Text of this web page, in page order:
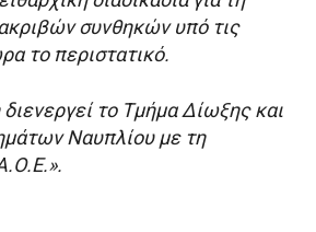
συνθηκών υπό τις
το περιστατικό.
το Τμήμα Δίωξης και
Ναυπλίου με τη